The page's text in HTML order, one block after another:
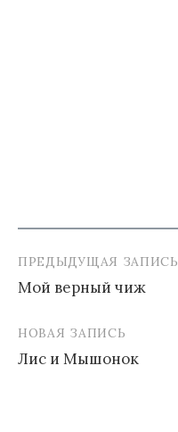
Навигация
по
записям
ПРЕДЫДУЩАЯ ЗАПИСЬ
Мой верный чиж
НОВАЯ ЗАПИСЬ
Лис и Мышонок